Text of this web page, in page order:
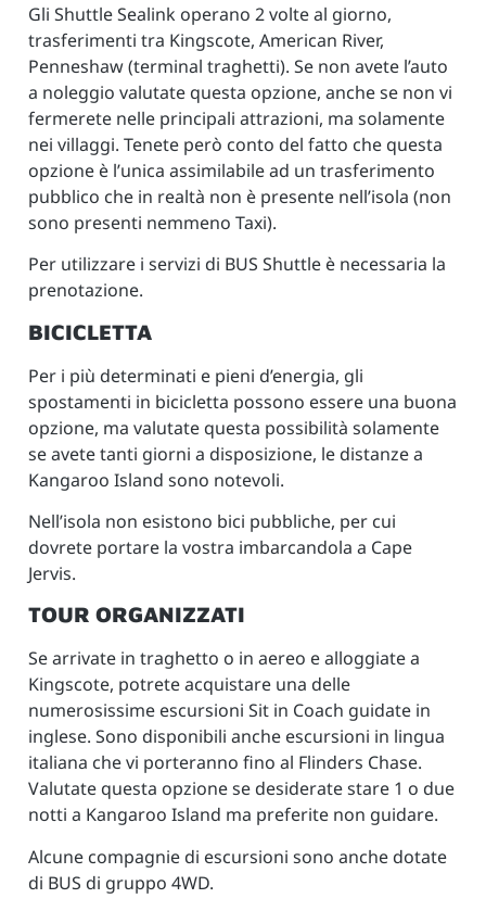
Gli Shuttle Sealink operano 2 volte al giorno,
trasferimenti tra Kingscote, American River,
Penneshaw (terminal traghetti). Se non avete l’auto
a noleggio valutate questa opzione, anche se non vi
fermerete nelle principali attrazioni, ma solamente
nei villaggi. Tenete però conto del fatto che questa
opzione è l’unica assimilabile ad un trasferimento
pubblico che in realtà non è presente nell’isola (non
sono presenti nemmeno Taxi).
Per utilizzare i servizi di BUS Shuttle è necessaria la
prenotazione.
BICICLETTA
Per i più determinati e pieni d’energia, gli
spostamenti in bicicletta possono essere una buona
opzione, ma valutate questa possibilità solamente
se avete tanti giorni a disposizione, le distanze a
Kangaroo Island sono notevoli.
Nell’isola non esistono bici pubbliche, per cui
dovrete portare la vostra imbarcandola a Cape
Jervis.
TOUR ORGANIZZATI
Se arrivate in traghetto o in aereo e alloggiate a
Kingscote, potrete acquistare una delle
numerosissime escursioni Sit in Coach guidate in
inglese. Sono disponibili anche escursioni in lingua
italiana che vi porteranno fino al Flinders Chase.
Valutate questa opzione se desiderate stare 1 o due
notti a Kangaroo Island ma preferite non guidare.
Alcune compagnie di escursioni sono anche dotate
di BUS di gruppo 4WD.